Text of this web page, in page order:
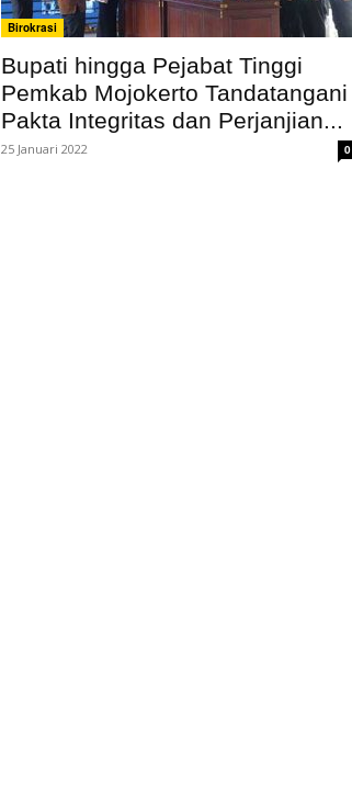
Birokrasi
Bupati hingga Pejabat Tinggi
Pemkab Mojokerto Tandatangani
Pakta Integritas dan Perjanjian...
25 Januari 2022 0